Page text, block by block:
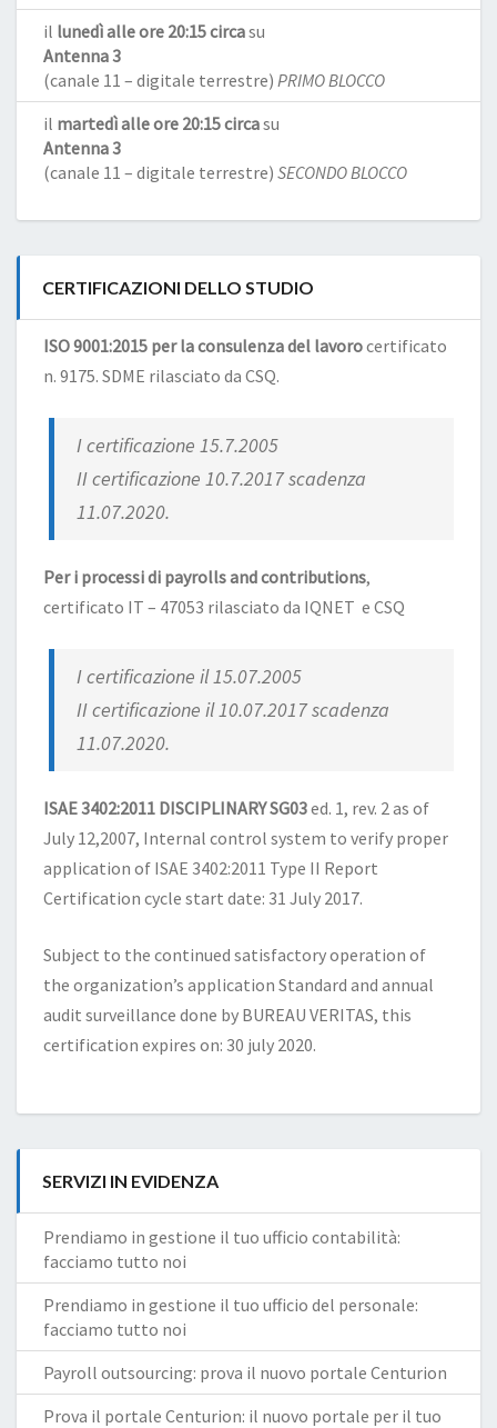
il lunedì alle ore 20:15 circasu
Antenna 3
(canale 11 – digitale terrestre) PRIMO BLOCCO
il martedì alle ore 20:15 circasu
Antenna 3
(canale 11 – digitale terrestre) SECONDO BLOCCO
CERTIFICAZIONI DELLO STUDIO
ISO 9001:2015 per la consulenza del lavorocertificato
n. 9175. SDME rilasciato da CSQ.
I certificazione 15.7.2005
II certificazione 10.7.2017 scadenza
11.07.2020.
Per i processi di payrolls and contributions,
certificato IT – 47053 rilasciato da IQNET e CSQ
I certificazione il 15.07.2005
II certificazione il 10.07.2017 scadenza
11.07.2020.
ISAE 3402:2011 DISCIPLINARY SG03ed. 1, rev. 2 as of
July 12,2007, Internal control system to verify proper
application of ISAE 3402:2011 Type II Report
Certification cycle start date: 31 July 2017.
Subject to the continued satisfactory operation of
the organization’s application Standard and annual
audit surveillance done by BUREAU VERITAS, this
certification expires on: 30 july 2020.
SERVIZI IN EVIDENZA
Prendiamo in gestione il tuo ufficio contabilità:
facciamo tutto noi
Prendiamo in gestione il tuo ufficio del personale:
facciamo tutto noi
Payroll outsourcing: prova il nuovo portale Centurion
Prova il portale Centurion: il nuovo portale per il tuo